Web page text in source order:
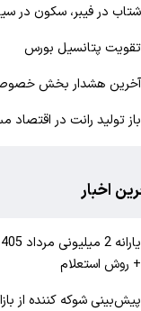
شتاب در فیبر، سکون در
تقویت پتانسیل بورس
آخرین هشدار بخش
باز تولید رانت در اقتصاد
اخبار
+ روش استعلام
پیش‌بینی شوکه کننده از